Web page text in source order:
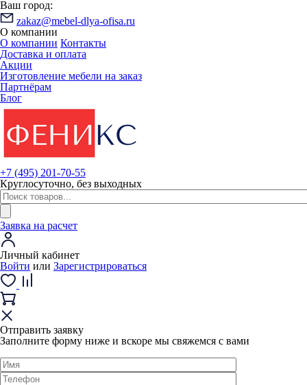
Ваш город:
zakaz@mebel-dlya-ofisa.ru
О компании
О компании Контакты
Доставка и оплата
Акции
Изготовление мебели на заказ
Партнёрам
Блог
+7 (495) 201-70-55
Круглосуточно, без выходных
Заявка на расчет
Личный кабинет
Войти или Зарегистрироваться
Отправить заявку
Заполните форму ниже и вскоре мы свяжемся с вами